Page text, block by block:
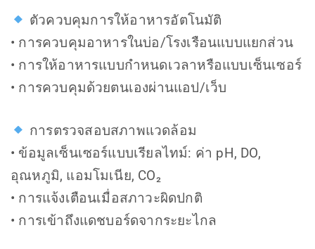
ตัวควบคุมการให้อาหารอัตโนมัติ
• การควบคุมอาหารในบ่อ/โรงเรือนแบบแยกส่วน
• การให้อาหารแบบกำหนดเวลาหรือแบบเซ็นเซอร์
• การควบคุมด้วยตนเองผ่านแอป/เว็บ
การตรวจสอบสภาพแวดล้อม
• ข้อมูลเซ็นเซอร์แบบเรียลไทม์: ค่า pH, DO,
อุณหภูมิ, แอมโมเนีย, CO₂
• การแจ้งเตือนเมื่อสภาวะผิดปกติ
• การเข้าถึงแดชบอร์ดจากระยะไกล